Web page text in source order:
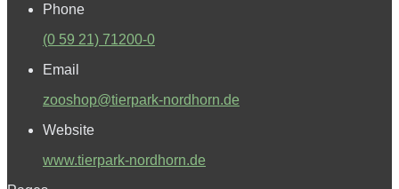
Phone
(0 59 21) 71200-0
Email
zooshop@tierpark-nordhorn.de
Website
www.tierpark-nordhorn.de